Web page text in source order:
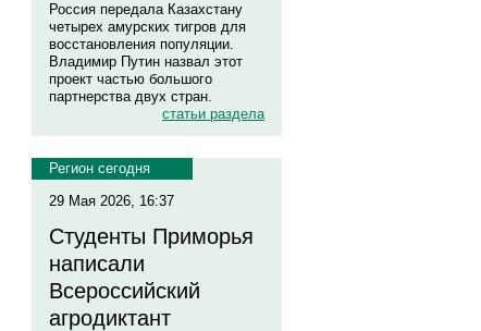
Россия передала Казахстану
четырех амурских тигров для
восстановления популяции.
Владимир Путин назвал этот
проект частью большого
партнерства двух стран.
статьи раздела
Регион сегодня
29 Мая 2026, 16:37
Студенты Приморья
написали
Всероссийский
агродиктант